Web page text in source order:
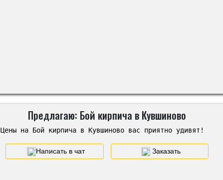
Предлагаю: Бой кирпича в Кувшиново
Цены на Бой кирпича в Кувшиново вас приятно удивят!
Написать в чат Заказать